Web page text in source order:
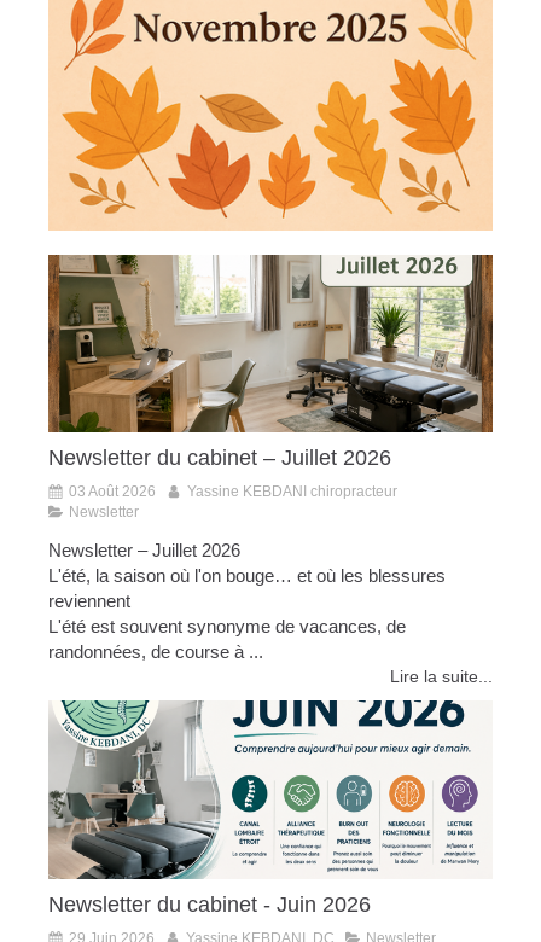
Newsletter du cabinet – Juillet 2026
03 Août 2026
Yassine KEBDANI chiropracteur
Newsletter
Newsletter – Juillet 2026
L'été, la saison où l'on bouge… et où les blessures
reviennent
L'été est souvent synonyme de vacances, de
randonnées, de course à ...
Lire la suite...
Newsletter du cabinet - Juin 2026
29 Juin 2026 Yassine KEBDANI, DC Newsletter